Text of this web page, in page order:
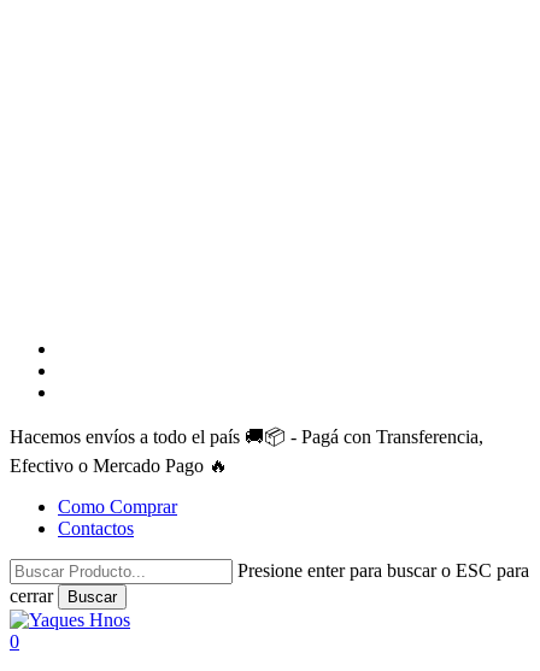
Hacemos envíos a todo el país 🚚📦 - Pagá con Transferencia,
Efectivo o Mercado Pago 🔥
Como Comprar
Contactos
Presione enter para buscar o ESC para
cerrar
Buscar
Close
Search
search
account
0